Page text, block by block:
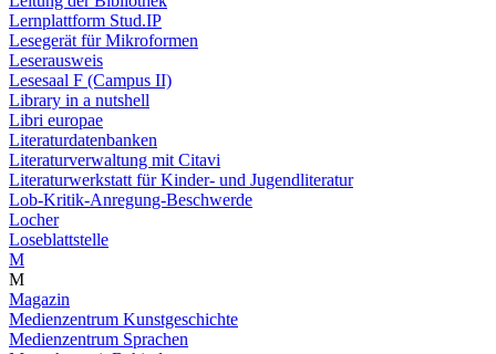
Lernplattform Stud.IP
Lesegerät für Mikroformen
Leserausweis
Lesesaal F (Campus II)
Library in a nutshell
Libri europae
Literaturdatenbanken
Literaturverwaltung mit Citavi
Literaturwerkstatt für Kinder- und Jugendliteratur
Lob-Kritik-Anregung-Beschwerde
Locher
Loseblattstelle
M
M
Magazin
Medienzentrum Kunstgeschichte
Medienzentrum Sprachen